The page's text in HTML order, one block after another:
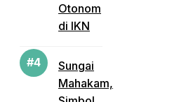
Otonom
di IKN
Sungai
Mahakam,